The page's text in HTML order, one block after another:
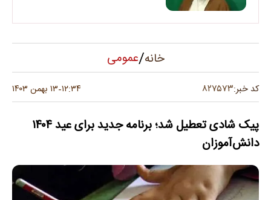
خانه/عمومی
کد خبر:۸۲۷۵۷۳ ۱۲:۳۴-۱۳ بهمن ۱۴۰۳
پیک شادی تعطیل شد؛ برنامه جدید برای عید ۱۴۰۴
دانش‌آموزان